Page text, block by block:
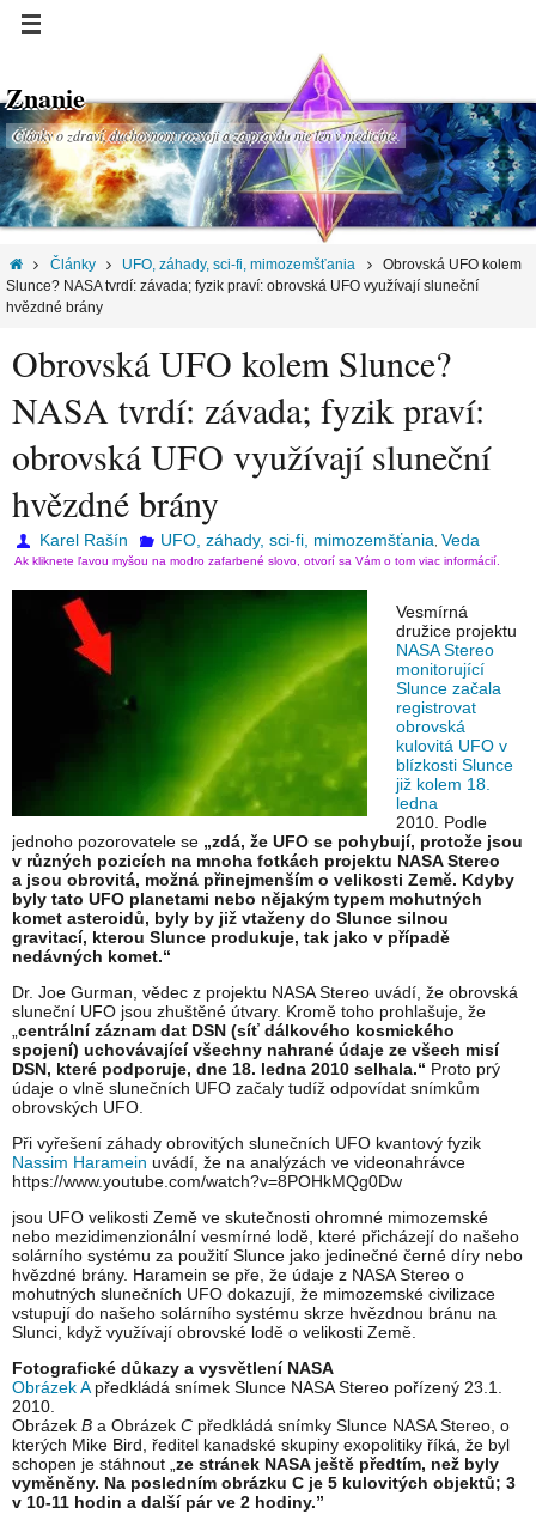
Znanie
Články o zdraví, duchovnom rozvoji a za pravdu nie len v medicíne.
Články UFO, záhady, sci-fi, mimozemšťania
Obrovská UFO kolem
Slunce? NASA tvrdí: závada; fyzik praví: obrovská UFO využívají sluneční
hvězdné brány
Obrovská UFO kolem Slunce?
NASA tvrdí: závada; fyzik praví:
obrovská UFO využívají sluneční
hvězdné brány
Karel Rašín UFO, záhady, sci-fi, mimozemšťania Veda
Ak kliknete ľavou myšou na modro zafarbené slovo, otvorí sa Vám o tom viac informácií.
Vesmírná
družice projektu
NASA Stereo
monitorující
Slunce začala
registrovat
obrovská
kulovitá UFO v
blízkosti Slunce
již kolem 18.
ledna
2010. Podle
jednoho pozorovatele se „zdá, že UFO se pohybují, protože jsou
v různých pozicích na mnoha fotkách projektu NASA Stereo
a jsou obrovitá, možná přinejmenším o velikosti Země. Kdyby
byly tato UFO planetami nebo nějakým typem mohutných
komet asteroidů, byly by již vtaženy do Slunce silnou
gravitací, kterou Slunce produkuje, tak jako v případě
nedávných komet.“
Dr. Joe Gurman, vědec z projektu NASA Stereo uvádí, že obrovská
sluneční UFO jsou zhuštěné útvary. Kromě toho prohlašuje, že
centrální záznam dat DSN (síť dálkového kosmického
spojení) uchovávající všechny nahrané údaje ze všech misí
DSN, které podporuje, dne 18. ledna 2010 selhala.“ Proto prý
údaje o vlně slunečních UFO začaly tudíž odpovídat snímkům
obrovských UFO.
Při vyřešení záhady obrovitých slunečních UFO kvantový fyzik
Nassim Haramein uvádí, že na analýzách ve videonahrávce
https://www.youtube.com/watch?v=8POHkMQg0Dw
jsou UFO velikosti Země ve skutečnosti ohromné mimozemské
nebo mezidimenzionální vesmírné lodě, které přicházejí do našeho
solárního systému za použití Slunce jako jedinečné černé díry nebo
hvězdné brány. Haramein se pře, že údaje z NASA Stereo o
mohutných slunečních UFO dokazují, že mimozemské civilizace
vstupují do našeho solárního systému skrze hvězdnou bránu na
Slunci, když využívají obrovské lodě o velikosti Země.
Fotografické důkazy a vysvětlení NASA
Obrázek Apředkládá snímek Slunce NASA Stereo pořízený 23.1.
2010.
Obrázek B a Obrázek C předkládá snímky Slunce NASA Stereo, o
kterých Mike Bird, ředitel kanadské skupiny exopolitiky říká, že byl
schopen je stáhnout „ ze stránek NASA ještě předtím, než byly
vyměněny. Na posledním obrázku C je 5 kulovitých objektů; 3
v 10-11 hodin a další pár ve 2 hodiny.”